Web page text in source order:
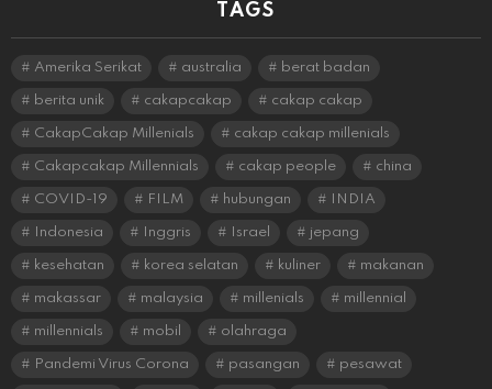
TAGS
Amerika Serikat australia berat badan
berita unik cakapcakap cakap cakap
CakapCakap Millenials cakap cakap millenials
Cakapcakap Millennials cakap people china
COVID-19 FILM hubungan INDIA
Indonesia Inggris Israel jepang
kesehatan korea selatan kuliner makanan
makassar malaysia millenials millennial
millennials mobil olahraga
Pandemi Virus Corona pasangan pesawat